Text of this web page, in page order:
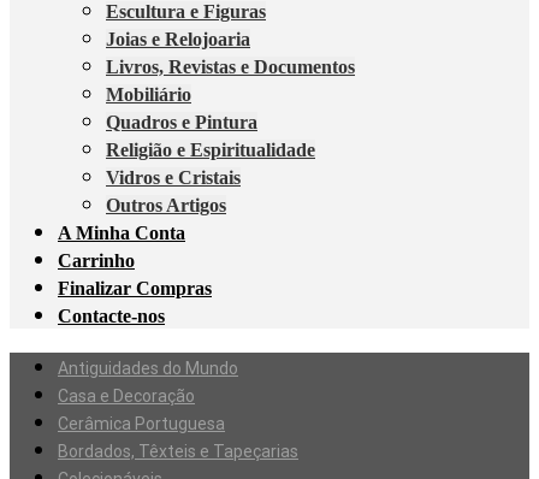
Escultura e Figuras
Joias e Relojoaria
Livros, Revistas e Documentos
Mobiliário
Quadros e Pintura
Religião e Espiritualidade
Vidros e Cristais
Outros Artigos
A Minha Conta
Carrinho
Finalizar Compras
Contacte-nos
Antiguidades do Mundo
Casa e Decoração
Cerâmica Portuguesa
Bordados, Têxteis e Tapeçarias